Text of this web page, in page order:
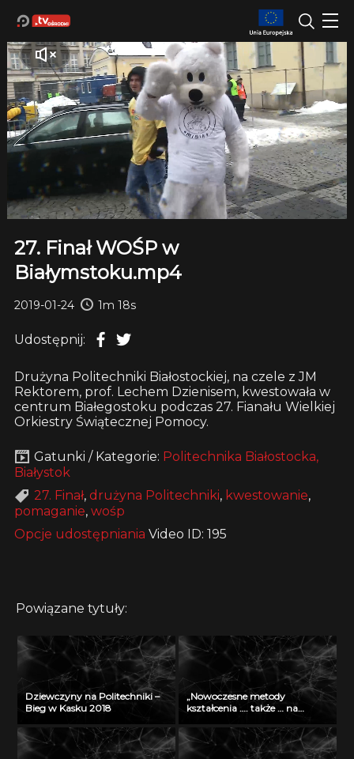
27. Finał WOŚP w
Białymstoku.mp4
2019-01-24 1m 18s
Udostępnij:
Drużyna Politechniki Białostockiej, na czele z JM
Rektorem, prof. Lechem Dzienisem, kwestowała w
centrum Białegostoku podczas 27. Fianału Wielkiej
Orkiestry Świątecznej Pomocy.
Gatunki / Kategorie: Politechnika Białostocka,
Białystok
27. Finał, drużyna Politechniki, kwestowanie,
pomaganie, wośp
Opcje udostępniania Video ID: 195
Powiązane tytuły:
Dziewczyny na Politechniki –
Bieg w Kasku 2018
„Nowoczesne metody
kształcenia …. także … na
Radiu Akadera – 11 grudzień
2012